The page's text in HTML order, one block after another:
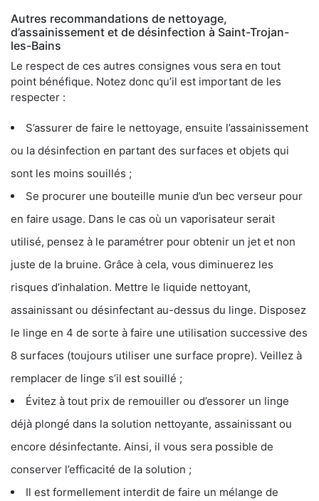
Autres recommandations de nettoyage,
d’assainissement et de désinfection à Saint-Trojan-
les-Bains
Le respect de ces autres consignes vous sera en tout
point bénéfique. Notez donc qu’il est important de les
respecter :
S’assurer de faire le nettoyage, ensuite l’assainissement
ou la désinfection en partant des surfaces et objets qui
sont les moins souillés ;
Se procurer une bouteille munie d’un bec verseur pour
en faire usage. Dans le cas où un vaporisateur serait
utilisé, pensez à le paramétrer pour obtenir un jet et non
juste de la bruine. Grâce à cela, vous diminuerez les
risques d’inhalation. Mettre le liquide nettoyant,
assainissant ou désinfectant au-dessus du linge. Disposez
le linge en 4 de sorte à faire une utilisation successive des
8 surfaces (toujours utiliser une surface propre). Veillez à
remplacer de linge s’il est souillé ;
Évitez à tout prix de remouiller ou d’essorer un linge
déjà plongé dans la solution nettoyante, assainissant ou
encore désinfectante. Ainsi, il vous sera possible de
conserver l’efficacité de la solution ;
Il est formellement interdit de faire un mélange de